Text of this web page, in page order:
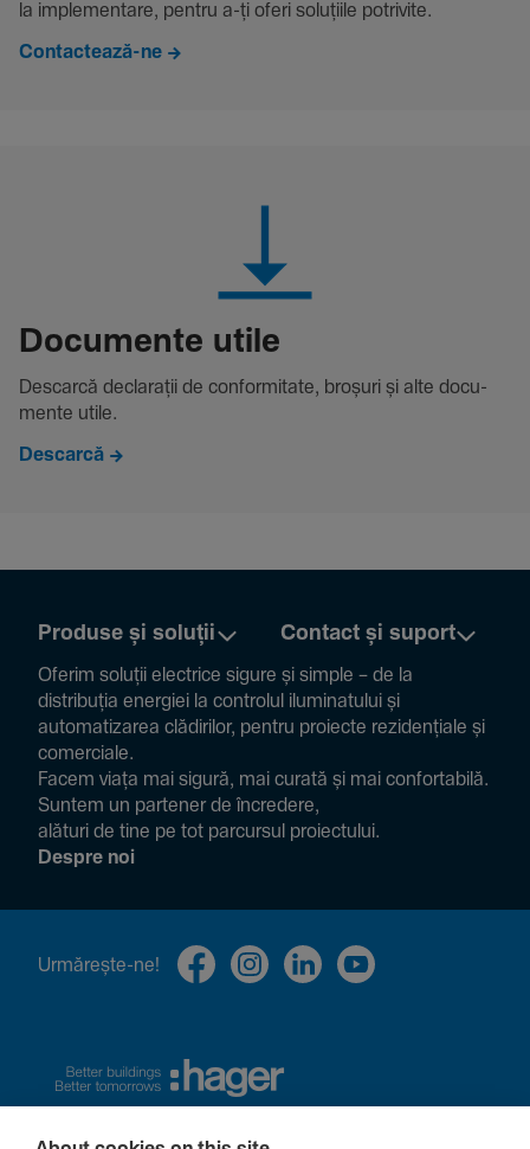
la imple­men­tare, pentru a-ți oferi solu­țiile potri­vite.
Contactează-ne
Docu­mente utile
Descarcă decla­rații de conformitate, broșuri și alte docu­
mente utile.
Descarcă
Produse și soluții Contact și suport
Oferim soluții electrice sigure și simple – de la
distribuția energiei la controlul ilumi­na­tului și
auto­ma­ti­zarea clădi­rilor, pentru proiecte rezi­den­țiale și
comer­ciale.
Facem viața mai sigură, mai curată și mai confor­ta­bilă.
Suntem un partener de încre­dere,
alături de tine pe tot parcursul proiec­tului.
Despre noi
Urmă­rește-ne!